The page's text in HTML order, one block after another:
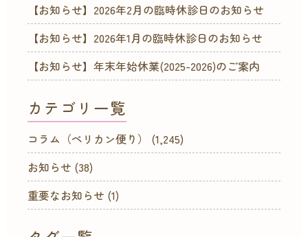
【お知らせ】2026年2月の臨時休診日のお知らせ
【お知らせ】2026年1月の臨時休診日のお知らせ
【お知らせ】年末年始休業(2025-2026)のご案内
カテゴリ一覧
コラム（ペリカン便り）
(1,245)
お知らせ (38)
重要なお知らせ (1)